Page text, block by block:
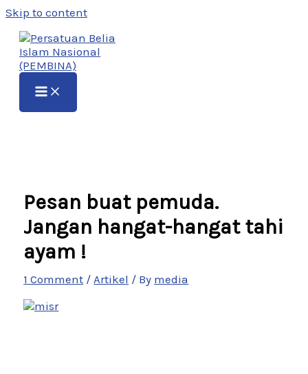
Skip to content
Pesan buat pemuda.
Jangan hangat-hangat tahi
ayam !
1 Comment / Artikel / By media